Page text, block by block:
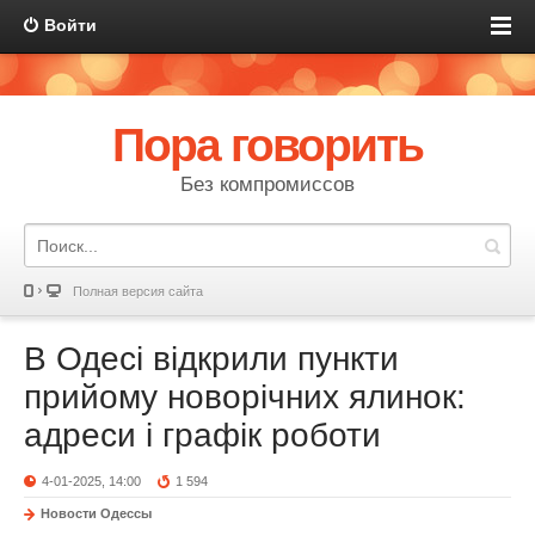
Войти
Пора говорить
Без компромиссов
Полная версия сайта
В Одесі відкрили пункти
прийому новорічних ялинок:
адреси і графік роботи
4-01-2025, 14:00 1 594
Новости Одессы